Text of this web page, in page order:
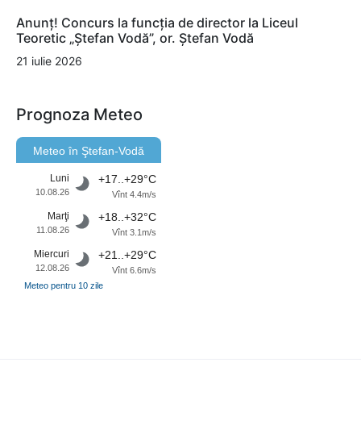
Anunț! Concurs la funcția de director la Liceul
Teoretic „Ștefan Vodă”, or. Ștefan Vodă
21 iulie 2026
Prognoza Meteo
Meteo în Ştefan-Vodă
Luni
10.08.26
+17..+29°C
Vînt 4.4m/s
Marţi
11.08.26
+18..+32°C
Vînt 3.1m/s
Miercuri
12.08.26
+21..+29°C
Vînt 6.6m/s
Meteo pentru 10 zile